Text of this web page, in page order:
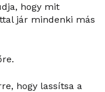
hogy mit
jár mindenki más
hogy lassítsa a